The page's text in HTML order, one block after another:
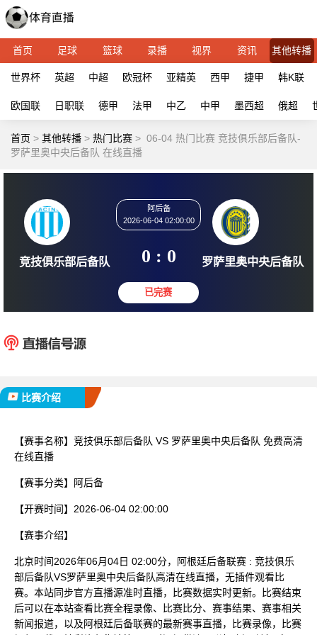
首页 足球 篮球 录播 视界 资讯 其他转播
世界杯 英超 中超 欧冠杯 亚精英 西甲 捷甲 韩K联
欧国联 日职联 德甲 法甲 中乙 中甲 墨西超 俄超
首页 > 其他转播 > 热门比赛 > 06-04 热门比赛 竞技俱乐部后备队-
罗萨里奥中央后备队 在线直播
阿后备
2026-06-04 02:00:00
0 : 0
比赛介绍
【赛事名称】 竞技俱乐部后备队 VS 罗萨里奥中央后备队 免费高清
在线直播
【赛事分类】 阿后备
【开赛时间】 2026-06-04 02:00:00
【赛事介绍】
北京时间2026年06月04日 02:00分，阿根廷后备联赛 : 竞技俱乐
部后备队VS罗萨里奥中央后备队高清在线直播，无插件观看比
赛。本站同步官方直播源准时直播，比赛数据实时更新。比赛结束
后可以在本站查看比赛全程录像、比赛比分、赛事结果、赛事相关
新闻报道，以及阿根廷后备联赛的最新赛事直播，比赛录像，比赛